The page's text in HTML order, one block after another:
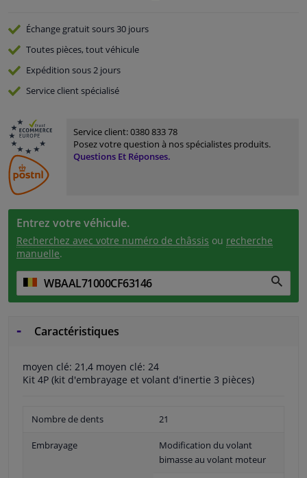
Échange gratuitsours 30 jours
Toutes pièces, tout véhicule
Expédition sous 2 jours
Serviceclient spécialisé
Service client:0380 833 78
Posez votre question à nos spécialistes produits.
Questions Et Réponses.
Entrez votre véhicule.
Recherchez avec votre numéro de châssis ou recherche
manuelle.
Caractéristiques
moyen clé: 21,4 moyen clé: 24
Kit 4P (kit d'embrayage et volant d'inertie 3 pièces)
Nombre de dents 21
Embrayage
Modification du volant
bimasse au volant moteur